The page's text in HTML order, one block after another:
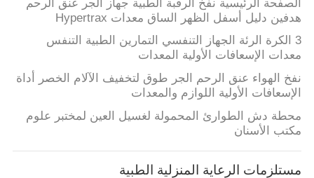
الصفحة الرئيسية نفخ الرقبة الطبية جهاز الجر عنق الرحم
هدفين دليل أسفل الظهر الساق معدات Hypertrax
3 الكرة الرئة الجهاز التنفسي التمارين الطبية التنفس
معدات الإسعافات الأولية المعدات
نفخ الهواء عنق الرحم الجر طوق لتخفيف الآلام الخصر أداة
الإسعافات الأولية اللوازم والمعدات
محطة دش الطوارئ المحمولة لغسيل العين لمختبر علوم
مكتب الأسنان
مستلزمات الرعاية المنزلية الطبية